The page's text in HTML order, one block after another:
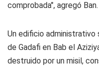
comprobada", agregó Ban.
Un edificio
de Gadafi en Bab el
destruido por un misil,